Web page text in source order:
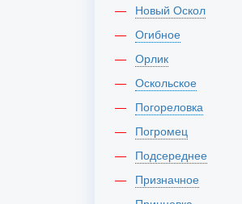
Новый Оскол
Огибное
Орлик
Оскольское
Погореловка
Погромец
Подсереднее
Призначное